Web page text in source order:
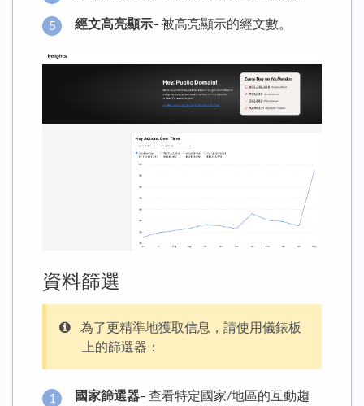
經文高亮顯示– 被高亮顯示的經文數。
資料篩選
為了更精準地獲取信息，請使用儀錶板
上的篩選器：
國家篩選器– 查看特定國家/地區的互動趨